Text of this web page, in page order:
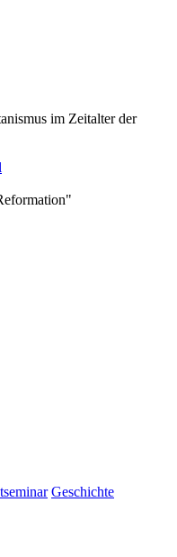
im Zeitalter der
Geschichte